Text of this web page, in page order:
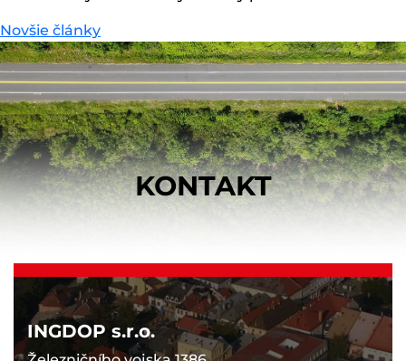
Novšie články
KONTAKT
INGDOP s.r.o.